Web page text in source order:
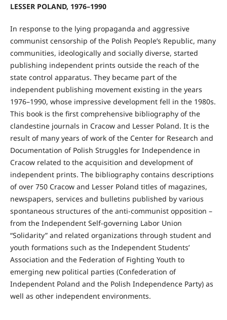
LESSER POLAND, 1976–1990
In response to the lying propaganda and aggressive
communist censorship of the Polish People’s Republic, many
communities, ideologically and socially diverse, started
publishing independent prints outside the reach of the
state control apparatus. They became part of the
independent publishing movement existing in the years
1976–1990, whose impressive development fell in the 1980s.
This book is the first comprehensive bibliography of the
clandestine journals in Cracow and Lesser Poland. It is the
result of many years of work of the Center for Research and
Documentation of Polish Struggles for Independence in
Cracow related to the acquisition and development of
independent prints. The bibliography contains descriptions
of over 750 Cracow and Lesser Poland titles of magazines,
newspapers, services and bulletins published by various
spontaneous structures of the anti-communist opposition –
from the Independent Self-governing Labor Union
“Solidarity” and related organizations through student and
youth formations such as the Independent Students’
Association and the Federation of Fighting Youth to
emerging new political parties (Confederation of
Independent Poland and the Polish Independence Party) as
well as other independent environments.